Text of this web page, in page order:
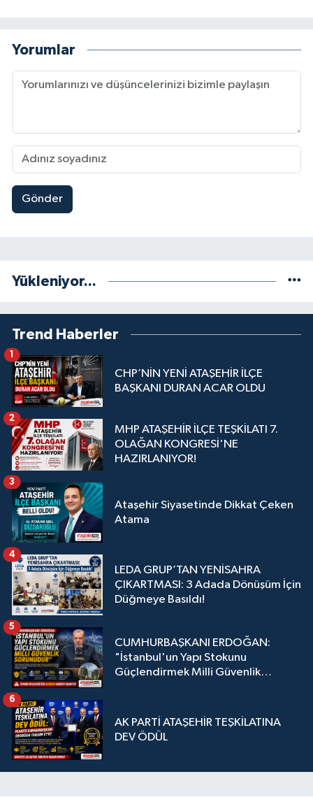
Yorumlar
Gönder
Yükleniyor...
Trend Haberler
CHP’NİN YENİ ATAŞEHİR İLÇE
BAŞKANI DURAN ACAR OLDU
1
MHP ATAŞEHİR İLÇE TEŞKİLATI 7.
OLAĞAN KONGRESİ'NE
HAZIRLANIYOR!
2
Ataşehir Siyasetinde Dikkat Çeken
Atama
3
LEDA GRUP’TAN YENİSAHRA
ÇIKARTMASI: 3 Adada Dönüşüm İçin
Düğmeye Basıldı!
4
CUMHURBAŞKANI ERDOĞAN:
"İstanbul'un Yapı Stokunu
Güçlendirmek Milli Güvenlik
5
AK PARTİ ATAŞEHİR TEŞKİLATINA
DEV ÖDÜL
6